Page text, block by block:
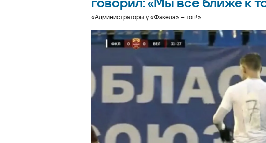
говорил: «Мы все ближе к
«Администраторы у «Факела» – топ!»